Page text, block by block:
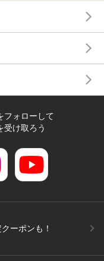
フォローして
受け取ろう
ーポンも！